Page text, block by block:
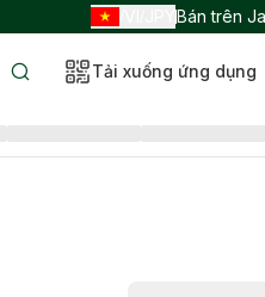
Bán trên
Tải xuống ứng dụng